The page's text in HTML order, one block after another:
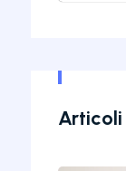
Articoli